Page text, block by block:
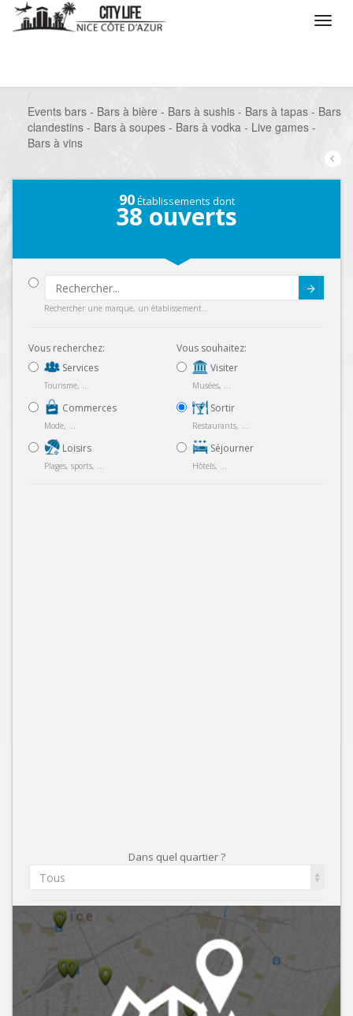
Events bars - Bars à bière - Bars à sushis - Bars à tapas - Bars
clandestins - Bars à soupes - Bars à vodka - Live games -
Bars à vins
90Établissements dont
38 ouverts
Rechercher une marque, un établissement...
Vous recherchez:
Services
Tourisme, ...
Commerces
Mode, ...
Loisirs
Plages, sports, ...
Vous souhaitez:
Visiter
Musées, ...
Sortir
Restaurants, ...
Séjourner
Hôtels, ...
Dans quel quartier ?
Tous